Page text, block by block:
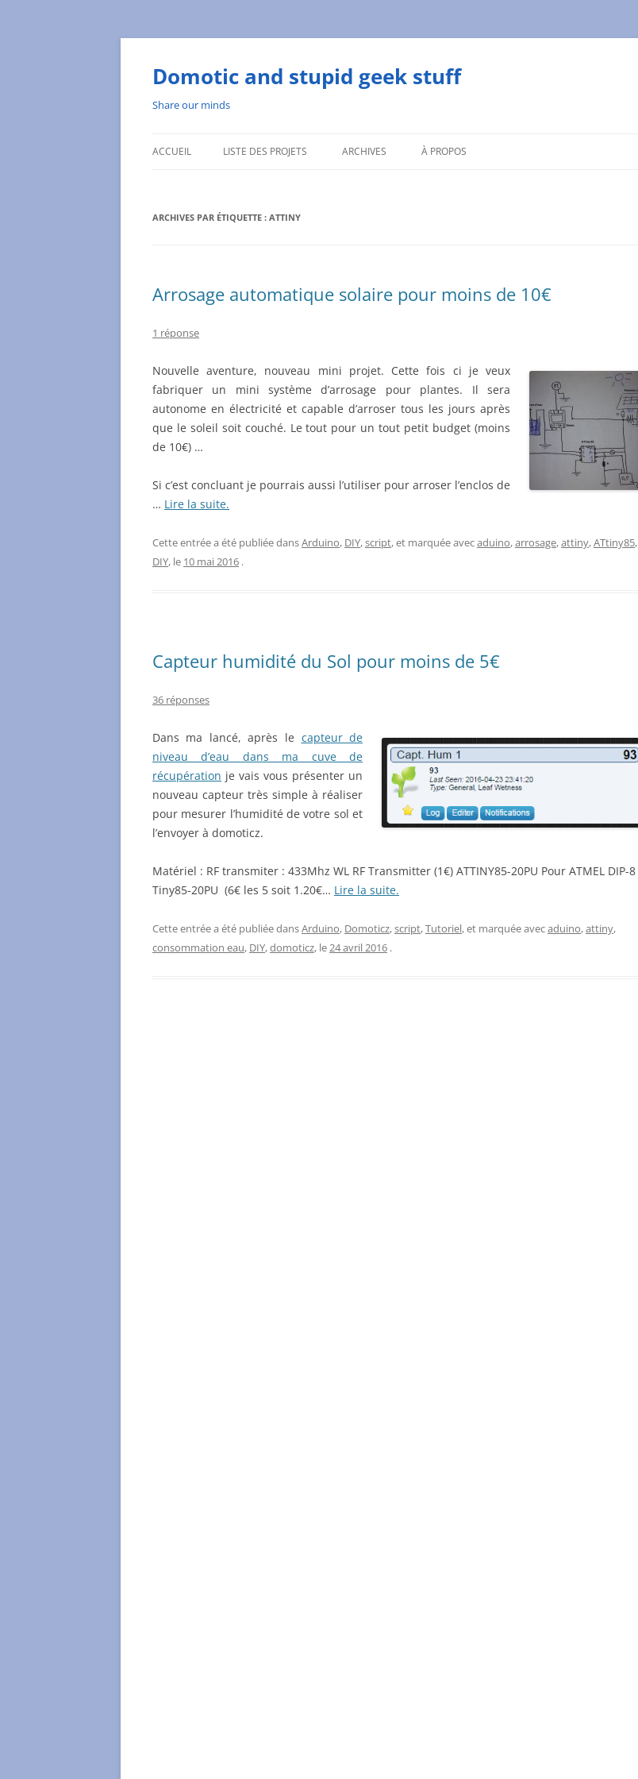
Aller
Domotic and stupid geek stuff
Share our minds
ACCUEIL LISTE DES PROJETS ARCHIVES À PROPOS
ARCHIVES PAR ÉTIQUETTE : ATTINY
Arrosage automatique solaire pour moins de 10€
1 réponse
Nouvelle aventure, nouveau mini projet. Cette fois ci je veux
fabriquer un mini système d’arrosage pour plantes. Il sera
autonome en électricité et capable d’arroser tous les jours après
que le soleil soit couché. Le tout pour un tout petit budget (moins
de 10€) …
Si c’est concluant je pourrais aussi l’utiliser pour arroser l’enclos de
… Lire la suite.
Cette entrée a été publiée dansArduino, DIY,script, et marquée avecaduino,arrosage,attiny,ATtiny85,
DIY, le 10 mai 2016 .
Capteur humidité du Sol pour moins de 5€
36 réponses
Dans ma lancé, après le capteur de
niveau d’eau dans ma cuve de
récupération je vais vous présenter un
nouveau capteur très simple à réaliser
pour mesurer l’humidité de votre sol et
l’envoyer à domoticz.
Matériel : RF transmiter : 433Mhz WL RF Transmitter (1€) ATTINY85-20PU Pour ATMEL DIP-8
Tiny85-20PU (6€ les 5 soit 1.20€… Lire la suite.
Cette entrée a été publiée dansArduino, Domoticz,script,Tutoriel, et marquée avecaduino,attiny,
consommation eau, DIY,domoticz, le24 avril 2016 .